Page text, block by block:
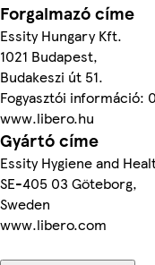
Forgalmazó címe
Essity Hungary Kft.
1021 Budapest,
Budakeszi út 51.
Fogyasztói
www.libero.hu
Gyártó címe
Essity Hygiene and
SE-405 03 Göteborg,
Sweden
www.libero.com